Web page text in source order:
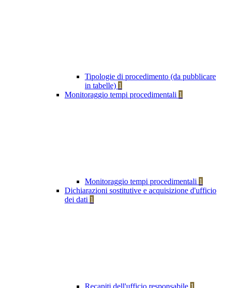
Tipologie di procedimento (da pubblicare
in tabelle) 1
Monitoraggio tempi procedimentali 1
Monitoraggio tempi procedimentali 1
Dichiarazioni sostitutive e acquisizione d'ufficio
dei dati 1